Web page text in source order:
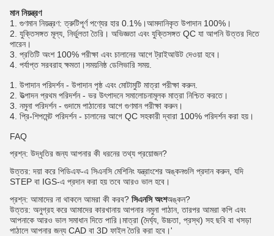
মান নিয়ন্ত্রণ
1. গুণমান নিয়ন্ত্রণ: ত্রুটিপূর্ণ পণ্যের হার 0.1%।আমদানিকৃত উপাদান 100%।
2. যুক্তিসঙ্গত মূল্য, নির্ভুলতা তৈরি। অভিজ্ঞতা এবং যুক্তিসঙ্গত QC যা আপনি উত্তর দিতে
পারেন।
3. প্রতিটি অংশ 100% পরীক্ষা এবং চালানের আগে ট্রাইআউট দেওয়া হবে।
4. পর্যাপ্ত সরবরাহ ক্ষমতা।সময়নিষ্ঠ ডেলিভারি সময়.
উপাদান পরিদর্শন - উপাদান পৃষ্ঠ এবং মোটামুটি মাত্রা পরীক্ষা করুন.
উত্পাদন প্রথম পরিদর্শন - ভর উৎপাদনে সমালোচনামূলক মাত্রা নিশ্চিত করতে।
নমুনা পরিদর্শন - গুদামে পাঠানোর আগে গুণমান পরীক্ষা করুন।
প্রি-শিপমেন্ট পরিদর্শন - চালানের আগে QC সহকারী দ্বারা 100% পরিদর্শন করা হয়।
FAQ
প্রশ্ন: উদ্ধৃতির জন্য আপনার কী ধরনের তথ্য প্রয়োজন?
উত্তর: দয়া করে পিডিএফ-এ সিএনসি মেশিনিং যন্ত্রাংশের অঙ্কনগুলি প্রদান করুন, যদি
STEP বা IGS-এ প্রদান করা হয় তবে আরও ভাল হবে।
প্রশ্ন: আমাদের না থাকলে আমরা কী করব? সিএনসি অংশঅঙ্কন?
উত্তর: অনুগ্রহ করে আমাদের কারখানায় আপনার নমুনা পাঠান, তারপর আমরা কপি এবং
আপনাকে আরও ভাল সমাধান দিতে পারি।মাত্রা (দৈর্ঘ্য, উচ্চতা, প্রস্থ) সহ ছবি বা খসড়া
পাঠালে আপনার জন্য CAD বা 3D ফাইল তৈরি করা হবে।'